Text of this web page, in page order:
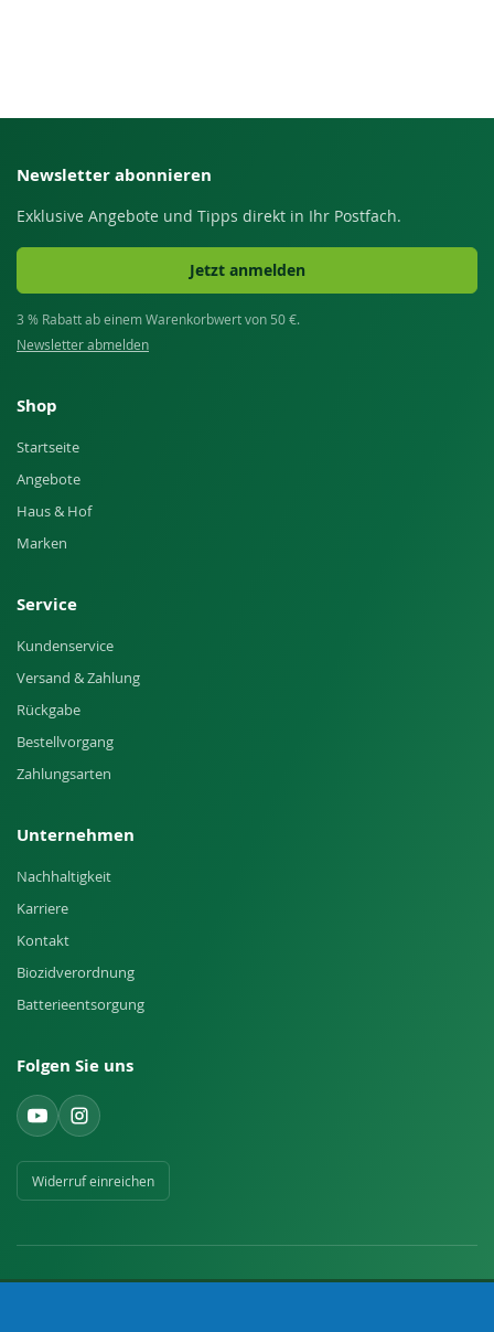
Newsletter abonnieren
Exklusive Angebote und Tipps direkt in Ihr Postfach.
Jetzt anmelden
3 % Rabatt ab einem Warenkorbwert von 50 €.
Newsletter abmelden
Shop
Startseite
Angebote
Haus & Hof
Marken
Service
Kundenservice
Versand & Zahlung
Rückgabe
Bestellvorgang
Zahlungsarten
Unternehmen
Nachhaltigkeit
Karriere
Kontakt
Biozidverordnung
Batterieentsorgung
Folgen Sie uns
Widerruf einreichen